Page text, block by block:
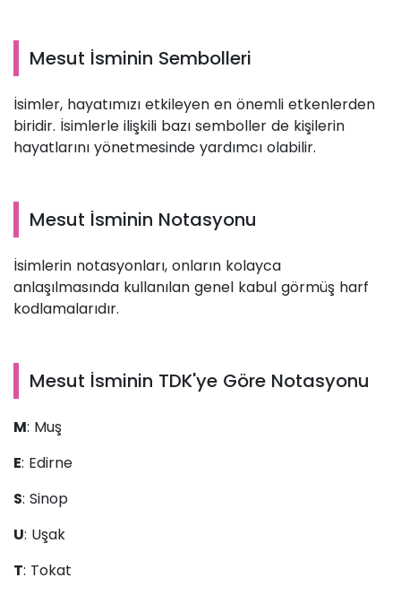
Mesut İsminin Sembolleri
İsimler, hayatımızı etkileyen en önemli etkenlerden
biridir. İsimlerle ilişkili bazı semboller de kişilerin
hayatlarını yönetmesinde yardımcı olabilir.
Mesut İsminin Notasyonu
İsimlerin notasyonları, onların kolayca
anlaşılmasında kullanılan genel kabul görmüş harf
kodlamalarıdır.
Mesut İsminin TDK'ye Göre Notasyonu
M: Muş
E: Edirne
S: Sinop
U: Uşak
T: Tokat